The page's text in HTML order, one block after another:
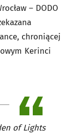
– DODO
chroniącej
Kerinci
of Lights